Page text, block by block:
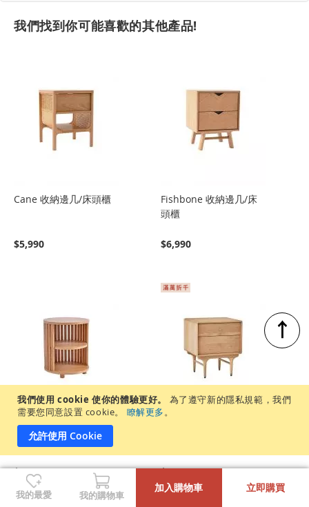
我們使用 cookie 使你的體驗更好。
為了遵守新的隱私規範，我們
需要您同意設置 cookie。
瞭解更多。
允許使用 Cookie
我們找到你可能喜歡的其他產品!
Cane 收納邊几/床頭櫃
$5,990
Fishbone 收納邊几/床
頭櫃
$6,990
Cage 邊几/床頭櫃
$6,990 $10,990 (售價已折)
$11,990
↑
我的最愛 我的購物車
加入購物車 立即購買
+
-